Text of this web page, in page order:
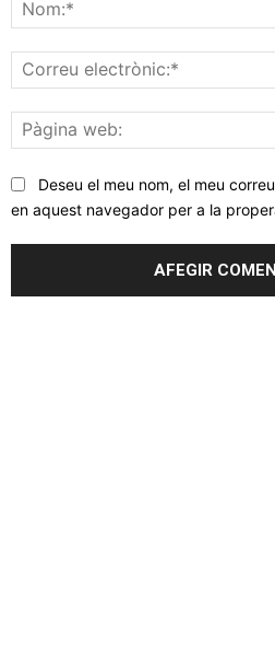
Deseu el meu nom, el meu
en aquest navegador per a la